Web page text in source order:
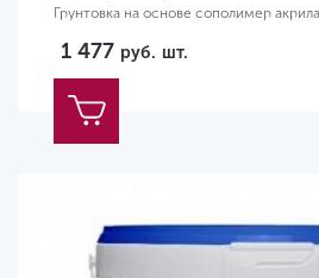
Грунтовка на основе сополимер
1 477 руб. шт.